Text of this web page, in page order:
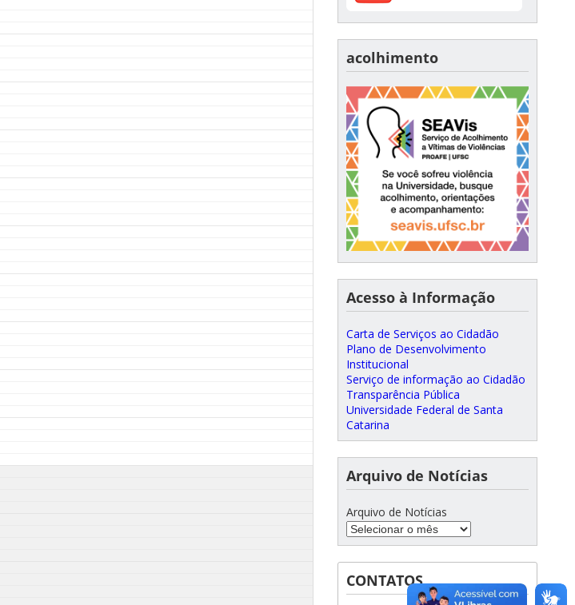
acolhimento
Acesso à Informação
Carta de Serviços ao Cidadão
Plano de Desenvolvimento
Institucional
Serviço de informação ao Cidadão
Transparência Pública
Universidade Federal de Santa
Catarina
Arquivo de Notícias
Arquivo de Notícias
CONTATOS